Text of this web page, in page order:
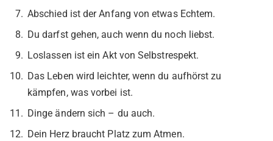
Abschied ist der Anfang von etwas Echtem.
Du darfst gehen, auch wenn du noch liebst.
Loslassen ist ein Akt von Selbstrespekt.
Das Leben wird leichter, wenn du aufhörst zu
kämpfen, was vorbei ist.
Dinge ändern sich – du auch.
Dein Herz braucht Platz zum Atmen.